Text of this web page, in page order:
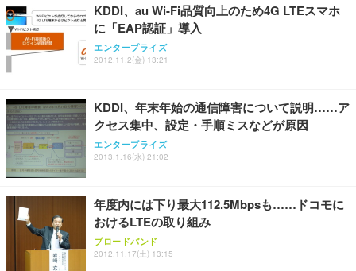
KDDI、au Wi-Fi品質向上のため4G LTEスマホ
に「EAP認証」導入
エンタープライズ
2012.11.2(金) 13:21
KDDI、年末年始の通信障害について説明……ア
クセス集中、設定・手順ミスなどが原因
エンタープライズ
2013.1.16(水) 21:02
年度内には下り最大112.5Mbpsも……ドコモに
おけるLTEの取り組み
ブロードバンド
2012.11.17(土) 13:15